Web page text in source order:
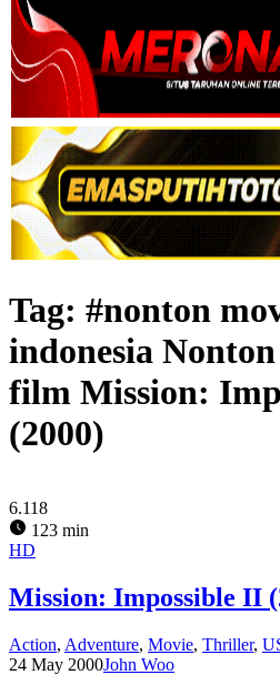
Tag: #nonton
indonesia
film Mission:
(2000)
6.118
123 min
HD
Mission: Impossible II
Action, Adventure, Movie, Thriller,
24 May 2000John Woo